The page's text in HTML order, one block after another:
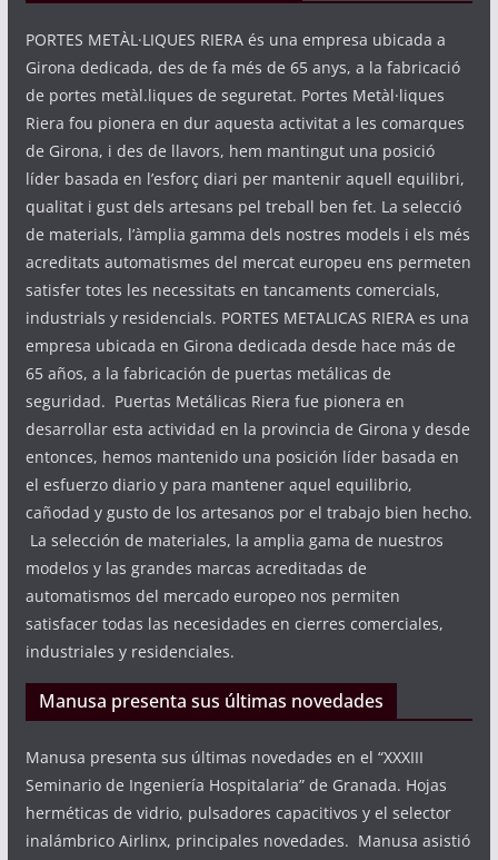
PORTES METÀL·LIQUES RIERA és una empresa ubicada a
Girona dedicada, des de fa més de 65 anys, a la fabricació
de portes metàl.liques de seguretat. Portes Metàl·liques
Riera fou pionera en dur aquesta activitat a les comarques
de Girona, i des de llavors, hem mantingut una posició
líder basada en l’esforç diari per mantenir aquell equilibri,
qualitat i gust dels artesans pel treball ben fet. La selecció
de materials, l’àmplia gamma dels nostres models i els més
acreditats automatismes del mercat europeu ens permeten
satisfer totes les necessitats en tancaments comercials,
industrials y residencials. PORTES METALICAS RIERA es una
empresa ubicada en Girona dedicada desde hace más de
65 años, a la fabricación de puertas metálicas de
seguridad. Puertas Metálicas Riera fue pionera en
desarrollar esta actividad en la provincia de Girona y desde
entonces, hemos mantenido una posición líder basada en
el esfuerzo diario y para mantener aquel equilibrio,
cañodad y gusto de los artesanos por el trabajo bien hecho.
La selección de materiales, la amplia gama de nuestros
modelos y las grandes marcas acreditadas de
automatismos del mercado europeo nos permiten
satisfacer todas las necesidades en cierres comerciales,
industriales y residenciales.
Manusa presenta sus últimas novedades
Manusa presenta sus últimas novedades en el “XXXIII
Seminario de Ingeniería Hospitalaria” de Granada. Hojas
herméticas de vidrio, pulsadores capacitivos y el selector
inalámbrico Airlinx, principales novedades. Manusa asistió